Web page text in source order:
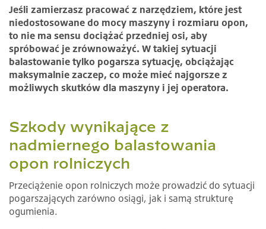
Jeśli zamierzasz pracować z narzędziem, które jest
niedostosowane do mocy maszyny i rozmiaru opon,
to nie ma sensu dociążać przedniej osi, aby
spróbować je zrównoważyć. W takiej sytuacji
balastowanie tylko pogarsza sytuację, obciążając
maksymalnie zaczep, co może mieć najgorsze z
możliwych skutków dla maszyny i jej operatora.
Szkody wynikające z
nadmiernego balastowania
opon rolniczych
Przeciążenie opon rolniczych może prowadzić do sytuacji
pogarszających zarówno osiągi, jak i samą strukturę
ogumienia.